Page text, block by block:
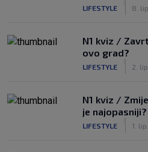
LIFESTYLE 8. lip.
N1 kviz /
ovo grad?
LIFESTYLE 2. lip.
N1 kviz /
je najopasniji?
LIFESTYLE 1. lip.